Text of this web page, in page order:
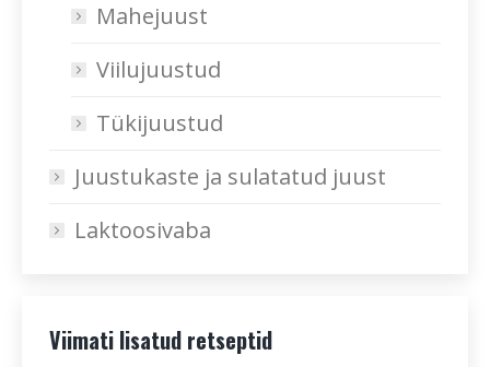
Mahejuust
Viilujuustud
Tükijuustud
Juustukaste ja sulatatud juust
Laktoosivaba
Viimati lisatud retseptid